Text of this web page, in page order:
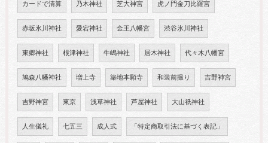
カードで清算 乃木神社 芝大神宮 虎ノ門金刀比羅宮
赤坂氷川神社 愛宕神社 金王八幡宮 渋谷氷川神社
東郷神社 根津神社 牛嶋神社 居木神社 代々木八幡宮
鳩森八幡神社 増上寺 築地本願寺 和装前撮り 吉野神宮
吉野神宮 東京 浅草神社 芦屋神社 大山祇神社
人生儀礼 七五三 成人式 「特定商取引法に基づく表記」